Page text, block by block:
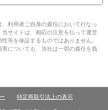
利用者ご自身の責任において行なっ
サイトは、相応の注意を払って運営
等を保証するものではありません。
についても、当社は一切の責任を負
特定商取引法上の表示